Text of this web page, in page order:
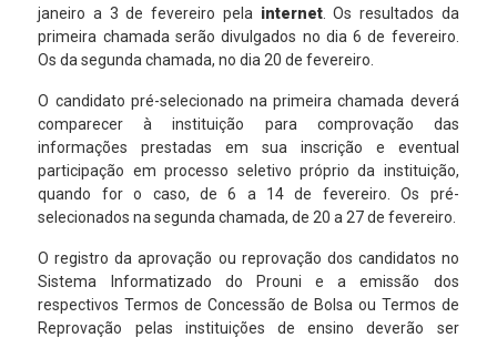
janeiro a 3 de fevereiro pela internet. Os resultados da
primeira chamada serão divulgados no dia 6 de fevereiro.
Os da segunda chamada, no dia 20 de fevereiro.
O candidato pré-selecionado na primeira chamada deverá
comparecer à instituição para comprovação das
informações prestadas em sua inscrição e eventual
participação em processo seletivo próprio da instituição,
quando for o caso, de 6 a 14 de fevereiro. Os pré-
selecionados na segunda chamada, de 20 a 27 de fevereiro.
O registro da aprovação ou reprovação dos candidatos no
Sistema Informatizado do Prouni e a emissão dos
respectivos Termos de Concessão de Bolsa ou Termos de
Reprovação pelas instituições de ensino deverão ser